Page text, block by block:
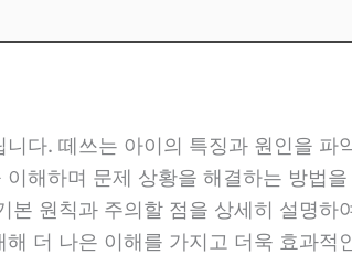
다. 떼쓰는 아이의 특징과 원인을 파
해하며 문제 상황을 해결하는 방법
원칙과 주의할 점을 상세히 설명하
더 나은 이해를 가지고 더욱 효과적